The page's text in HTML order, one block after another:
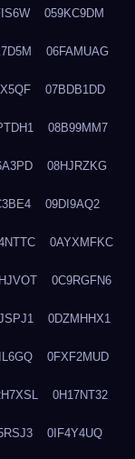
059KC9DM
06FAMUAG
07BDB1DD
08B99MM7
08HJRZKG
09DI9AQ2
0AYXMFKC
0C9RGFN6
0DZMHHX1
0FXF2MUD
0H17NT32
0IF4Y4UQ